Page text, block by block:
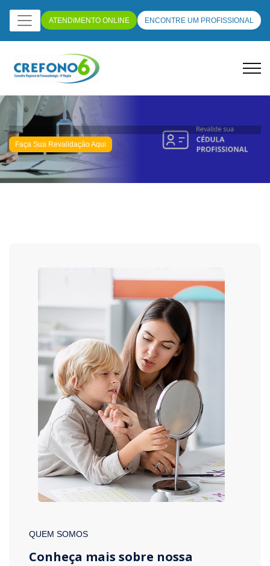
ATENDIMENTO ONLINE ENCONTRE UM PROFISSIONAL
Faça Sua Revalidação Aqui
QUEM SOMOS
Conheça mais sobre nossa